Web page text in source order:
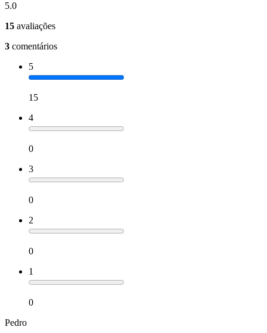
5.0
15 avaliações
3 comentários
5
15
4
0
3
0
2
0
1
0
Pedro